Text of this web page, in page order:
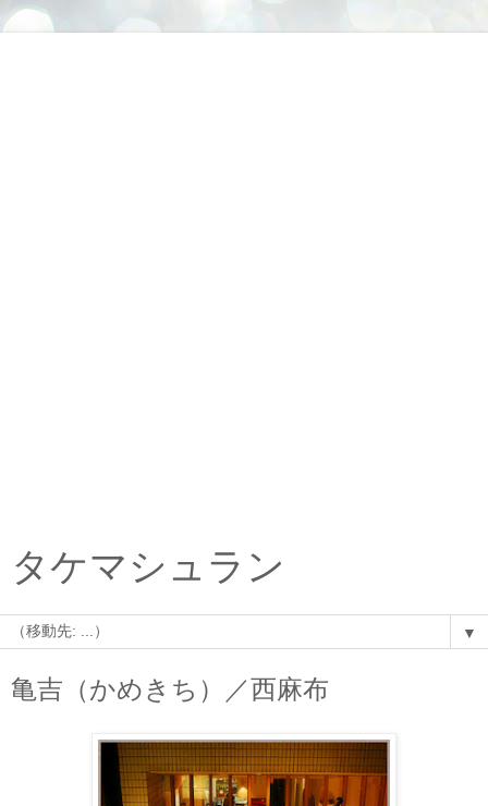
タケマシュラン
▼
亀吉（かめきち）／西麻布